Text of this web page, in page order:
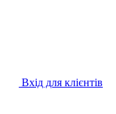
Вхід для клієнтів